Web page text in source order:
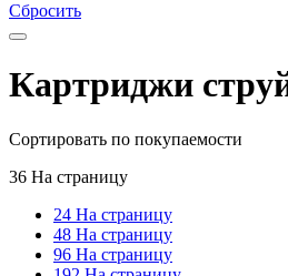
Сбросить
Картриджи
Сортировать по покупаемости
36 На страницу
24 На страницу
48 На страницу
96 На страницу